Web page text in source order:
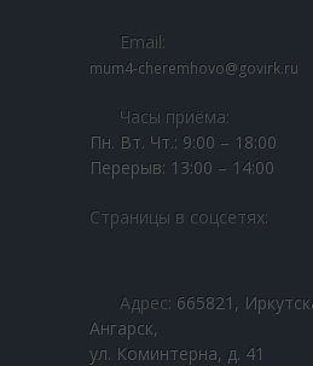
-- Байкальская звезда 2022
---- Байкальская звезда 2022
-- Байкальская звезда 2021
творчески одаренных
«Байкальская звезда – 2021»
-- Байкальская звезда 2019
Email:
mum4-cheremhovo@govirk.ru
Часы приёма:
Пн. Вт. Чт.: 9:00 – 18:00
Перерыв: 13:00 – 14:00
Страницы в соцсетях:
Адрес: 665821,
Ангарск,
ул. Коминтерна, д. 41